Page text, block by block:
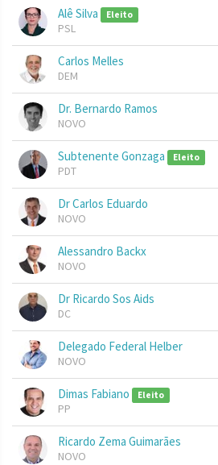
Alê Silva Eleito
PSL
Carlos Melles
DEM
Dr. Bernardo Ramos
NOVO
Subtenente Gonzaga Eleito
PDT
Dr Carlos Eduardo
NOVO
Alessandro Backx
NOVO
Dr Ricardo Sos Aids
DC
Delegado Federal Helber
NOVO
Dimas Fabiano Eleito
PP
Ricardo Zema Guimarães
NOVO